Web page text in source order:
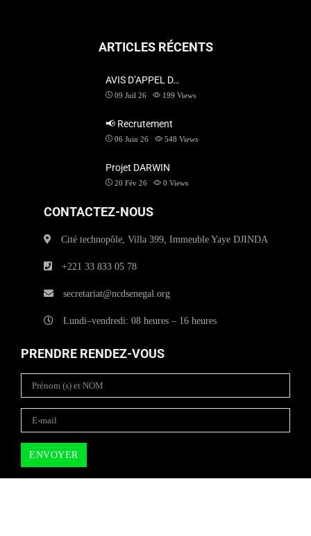
ARTICLES RÉCENTS
AVIS D’APPEL D…
09 Juil 26 199 Views
📢 Recrutement
06 Juin 26 548 Views
Projet DARWIN
20 Fév 26 0 Views
CONTACTEZ-NOUS
Cité technopôle, Villa 399, Immeuble Yaye DJINDA
+221 33 833 05 78
secretariat@ncdsenegal.org
Lundi–vendredi: 08 heures – 16 heures
PRENDRE RENDEZ-VOUS